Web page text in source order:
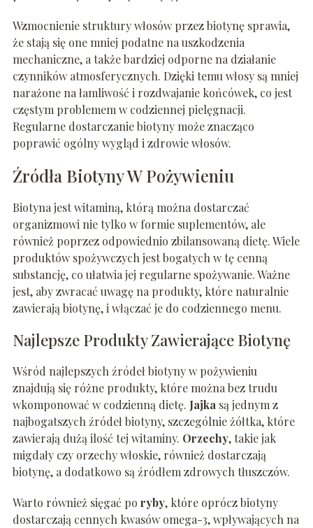
Wzmocnienie struktury włosów przez biotynę sprawia,
że stają się one mniej podatne na uszkodzenia
mechaniczne, a także bardziej odporne na działanie
czynników atmosferycznych. Dzięki temu włosy są mniej
narażone na łamliwość i rozdwajanie końcówek, co jest
częstym problemem w codziennej pielęgnacji.
Regularne dostarczanie biotyny może znacząco
poprawić ogólny wygląd i zdrowie włosów.
Źródła Biotyny W Pożywieniu
Biotyna jest witaminą, którą można dostarczać
organizmowi nie tylko w formie suplementów, ale
również poprzez odpowiednio zbilansowaną dietę. Wiele
produktów spożywczych jest bogatych w tę cenną
substancję, co ułatwia jej regularne spożywanie. Ważne
jest, aby zwracać uwagę na produkty, które naturalnie
zawierają biotynę, i włączać je do codziennego menu.
Najlepsze Produkty Zawierające Biotynę
Wśród najlepszych źródeł biotyny w pożywieniu
znajdują się różne produkty, które można bez trudu
wkomponować w codzienną dietę. Jajkasą jednym z
najbogatszych źródeł biotyny, szczególnie żółtka, które
zawierają dużą ilość tej witaminy. Orzechy, takie jak
migdały czy orzechy włoskie, również dostarczają
biotynę, a dodatkowo są źródłem zdrowych tłuszczów.
Warto również sięgać po ryby, które oprócz biotyny
dostarczają cennych kwasów omega-3, wpływających na